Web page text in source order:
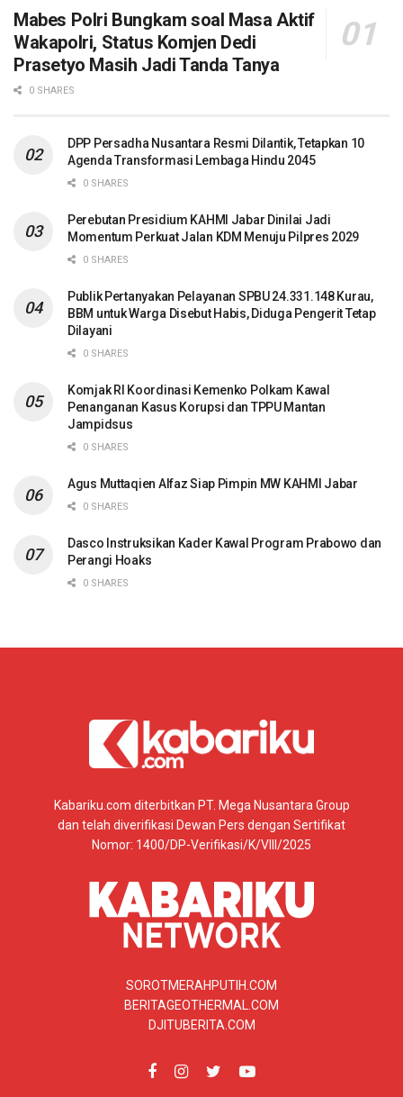
Mabes Polri Bungkam soal Masa Aktif
Wakapolri, Status Komjen Dedi
Prasetyo Masih Jadi Tanda Tanya
0 SHARES
DPP Persadha Nusantara Resmi Dilantik, Tetapkan 10
Agenda Transformasi Lembaga Hindu 2045
0 SHARES
Perebutan Presidium KAHMI Jabar Dinilai Jadi
Momentum Perkuat Jalan KDM Menuju Pilpres 2029
0 SHARES
Publik Pertanyakan Pelayanan SPBU 24.331.148 Kurau,
BBM untuk Warga Disebut Habis, Diduga Pengerit Tetap
Dilayani
0 SHARES
Komjak RI Koordinasi Kemenko Polkam Kawal
Penanganan Kasus Korupsi dan TPPU Mantan
Jampidsus
0 SHARES
Agus Muttaqien Alfaz Siap Pimpin MW KAHMI Jabar
0 SHARES
Dasco Instruksikan Kader Kawal Program Prabowo dan
Perangi Hoaks
0 SHARES
Kabariku.com diterbitkan PT. Mega Nusantara Group
dan telah diverifikasi Dewan Pers dengan Sertifikat
Nomor: 1400/DP-Verifikasi/K/VIII/2025
SOROTMERAHPUTIH.COM
BERITAGEOTHERMAL.COM
DJITUBERITA.COM